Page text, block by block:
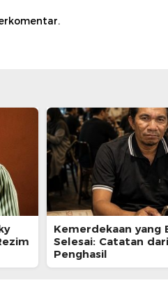
Kemerdekaan yang
Selesai: Catatan
Penghasil